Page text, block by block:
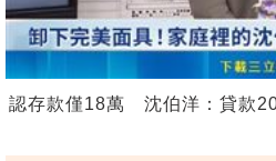
認存款僅18萬 沈伯洋：貸款